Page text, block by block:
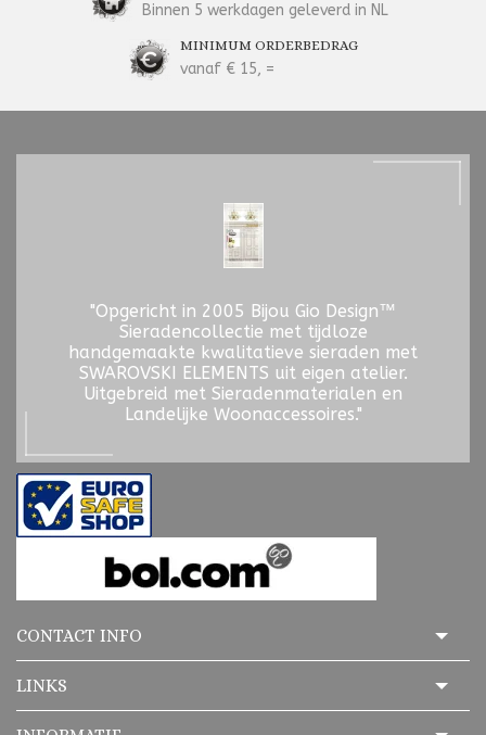
Binnen 5 werkdagen geleverd in NL
MINIMUM ORDERBEDRAG
vanaf € 15, =
"Opgericht in 2005 Bijou Gio Design™
Sieradencollectie met tijdloze
handgemaakte kwalitatieve sieraden met
SWAROVSKI ELEMENTS uit eigen atelier.
Uitgebreid met Sieradenmaterialen en
Landelijke Woonaccessoires."
CONTACT INFO
LINKS